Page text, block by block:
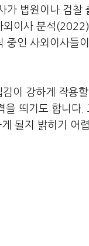
가 법원이나 검찰
외이사 분석
중인 사외이사들
이 강하게 작용
을 띄기도 합니다.
될지 밝히기 어